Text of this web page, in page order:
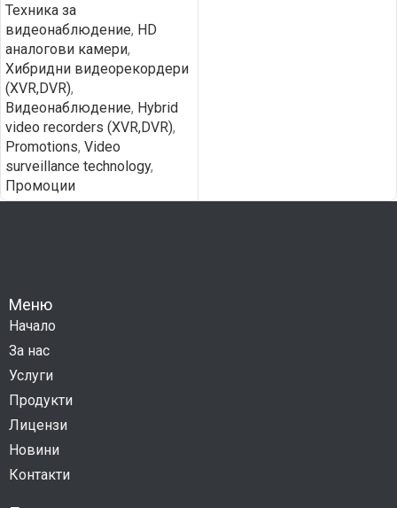
Техника за
видеонаблюдение, HD
aналогови камери,
Хибридни видеорекордери
(XVR,DVR),
Видеонаблюдение, Hybrid
video recorders (XVR,DVR),
Promotions, Video
surveillance technology,
Промоции
Меню
Начало
За нас
Услуги
Продукти
Лицензи
Новини
Контакти